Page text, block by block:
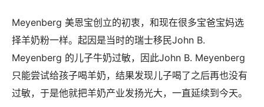
Meyenberg 美恩宝创立的初衷，和现在很多宝爸宝妈选
择羊奶粉一样。起因是当时的瑞士移民John B.
Meyenberg 的儿子牛奶过敏，因此John B. Meyenberg
只能尝试给孩子喝羊奶，结果发现儿子喝了之后再也没有
过敏，于是他就把羊奶产业发扬光大，一直延续到今天。